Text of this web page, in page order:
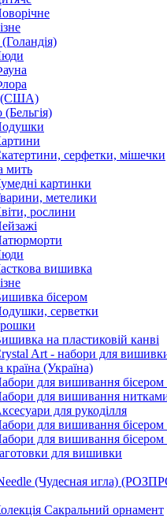
(США)
(Бельгія)
серфетки, мішечки
мить
картинки
метелики
рослини
вишивка
бісером
серветки
на пластиковій канві
Art - набори для
країна (Україна)
для вишивання бісером
для вишивання
для рукоділля
для вишивання бісером
для вишивання бісером
для вишивки
(Чудесная игла)
Сакральний орнамент